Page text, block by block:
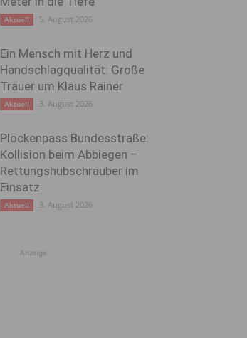
Aktuell 5. August 2026
Ein Mensch mit Herz und
Handschlagqualität: Große
Trauer um Klaus Rainer
Aktuell 3. August 2026
Plöckenpass Bundesstraße:
Kollision beim Abbiegen –
Rettungshubschrauber im
Einsatz
Aktuell 3. August 2026
Anzeige